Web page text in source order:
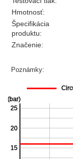
Hmotnosť:
Špecifikácia
produktu:
Značenie:
Poznámky: